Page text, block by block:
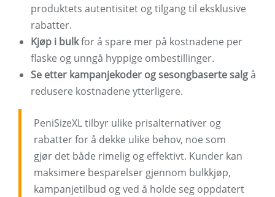
produktets autentisitet og tilgang til eksklusive
rabatter.
Kjøp i bulkfor å spare mer på kostnadene per
flaske og unngå hyppige ombestillinger.
Se etter kampanjekoder og sesongbaserte salgå
redusere kostnadene ytterligere.
PeniSizeXL tilbyr ulike prisalternativer og
rabatter for å dekke ulike behov, noe som
gjør det både rimelig og effektivt. Kunder kan
maksimere besparelser gjennom bulkkjøp,
kampanjetilbud og ved å holde seg oppdatert